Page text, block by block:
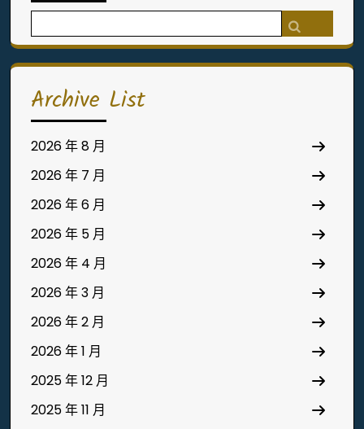
for:
Archive List
2026 年 8 月
2026 年 7 月
2026 年 6 月
2026 年 5 月
2026 年 4 月
2026 年 3 月
2026 年 2 月
2026 年 1 月
2025 年 12 月
2025 年 11 月